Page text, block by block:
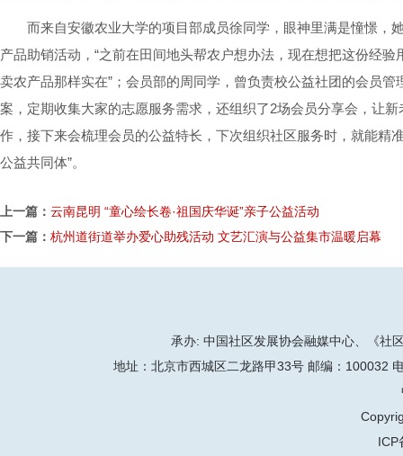
而来自安徽农业大学的项目部成员徐同学，眼神里满是憧憬，
产品助销活动，“之前在田间地头帮农户想办法，现在想把这份经
卖农产品那样实在”；会员部的周同学，曾负责校公益社团的会员
案，定期收集大家的志愿服务需求，还组织了2场会员分享会，让
作，接下来会梳理会员的公益特长，下次组织社区服务时，就能精
公益共同体”。
上一篇： 云南昆明 “童心绘长卷·祖国庆华诞”亲子公益活动
下一篇： 杭州道街道举办爱心助残活动 文艺汇演与公益集市温暖启幕
承办: 中国社区发展协会融媒中心、《社
地址：北京市西城区二龙路甲33号 邮编：100032
ICP